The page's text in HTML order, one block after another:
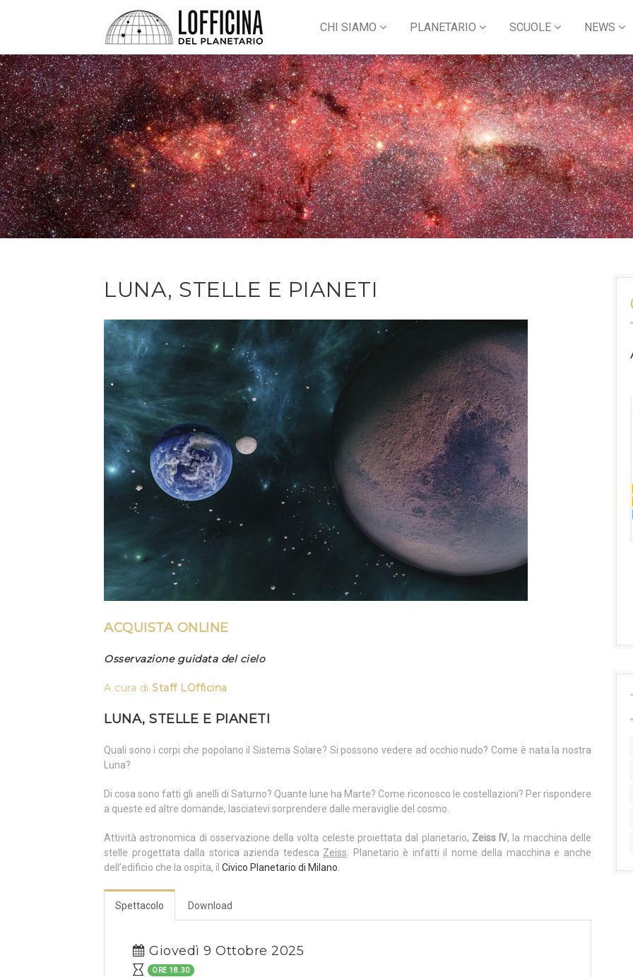
CHI SIAMO PLANETARIO SCUOLE NEWS
LUNA, STELLE E PIANETI
ACQUISTA ONLINE
Osservazione guidata del cielo
A cura di Staff LOfficina
LUNA, STELLE E PIANETI
Quali sono i corpi che popolano il Sistema Solare? Si possono vedere ad occhio nudo? Come è nata la nostra
Luna?
Di cosa sono fatti gli anelli di Saturno? Quante lune ha Marte? Come riconosco le costellazioni? Per rispondere
a queste ed altre domande, lasciatevi sorprendere dalle meraviglie del cosmo.
Attività astronomica di osservazione della volta celeste proiettata dal planetario, Zeiss IV, la macchina delle
stelle progettata dalla storica azienda tedesca Zeiss . Planetario è infatti il nome della macchina e anche
dell’edificio che la ospita, il Civico Planetario di Milano.
Spettacolo Download
Giovedì 9 Ottobre 2025
ORE 18.30